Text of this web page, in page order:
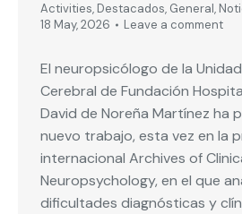
Activities, Destacados, General,
18 May, 2026
Leave a comment
El neuropsicólogo de la
Cerebral de Fundación
David de Noreña Martínez ha
nuevo trabajo, esta vez en la
internacional Archives of
Neuropsychology, en el que
dificultades diagnósticas y